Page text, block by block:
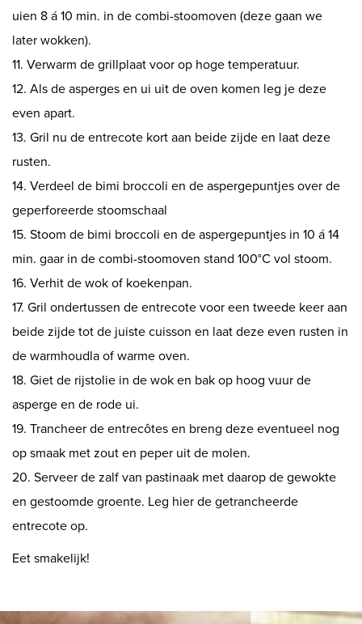
uien 8 á 10 min. in de combi-stoomoven (deze gaan we
later wokken).
11. Verwarm de grillplaat voor op hoge temperatuur.
12. Als de asperges en ui uit de oven komen leg je deze
even apart.
13. Gril nu de entrecote kort aan beide zijde en laat deze
rusten.
14. Verdeel de bimi broccoli en de aspergepuntjes over de
geperforeerde stoomschaal
15. Stoom de bimi broccoli en de aspergepuntjes in 10 á 14
min. gaar in de combi-stoomoven stand 100°C vol stoom.
16. Verhit de wok of koekenpan.
17. Gril ondertussen de entrecote voor een tweede keer aan
beide zijde tot de juiste cuisson en laat deze even rusten in
de warmhoudla of warme oven.
18. Giet de rijstolie in de wok en bak op hoog vuur de
asperge en de rode ui.
19. Trancheer de entrecôtes en breng deze eventueel nog
op smaak met zout en peper uit de molen.
20. Serveer de zalf van pastinaak met daarop de gewokte
en gestoomde groente. Leg hier de getrancheerde
entrecote op.
Eet smakelijk!